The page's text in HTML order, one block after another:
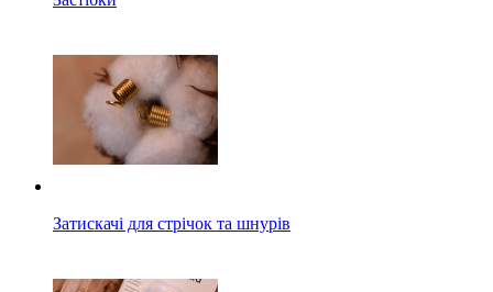
Затискачі для стрічок та шнурів